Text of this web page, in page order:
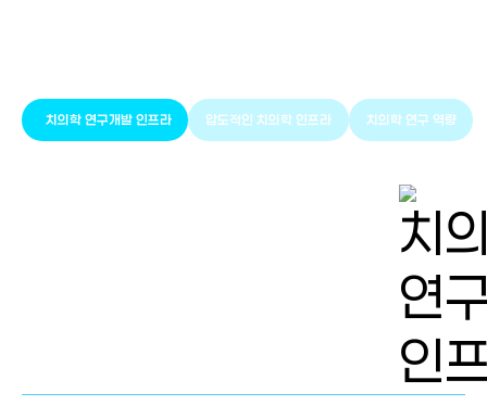
치의학 연구개발 인프라 압도적인 치의학 인프라 치의학 연구 역량